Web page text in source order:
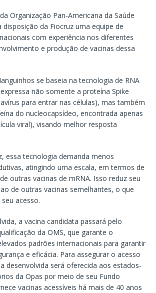
Organização Pan-Americana da Saúde
disposição da Fiocruz uma equipe de
com experiência nos diferentes
e produção de vacinas dessa
se baseia na tecnologia de RNA
não somente a proteína Spike
para entrar nas células), mas também
do nucleocapsídeo, encontrada apenas
viral), visando melhor resposta
essa tecnologia demanda menos
atingindo uma escala, em termos de
outras vacinas de mRNA. Isso reduz seu
de outras vacinas semelhantes, o que
acesso.
a vacina candidata passará pelo
da OMS, que garante o
padrões internacionais para garantir
e eficácia. Para assegurar o acesso
desenvolvida será oferecida aos estados-
da Opas por meio de seu Fundo
vacinas acessíveis há mais de 40 anos